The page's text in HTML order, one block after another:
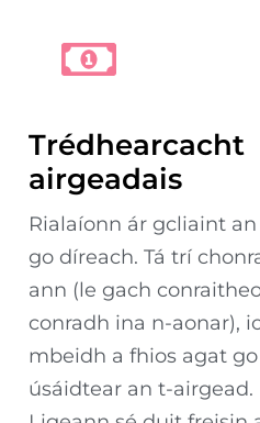
Trédhearcacht
airgeadais
Rialaíonn ár gcliaint
go díreach. Tá trí
ann (le gach
conradh ina n-aonar),
mbeidh a fhios agat
úsáidtear an t-airgead.